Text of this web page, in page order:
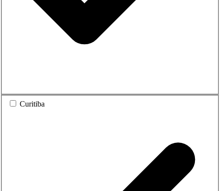
Curitiba